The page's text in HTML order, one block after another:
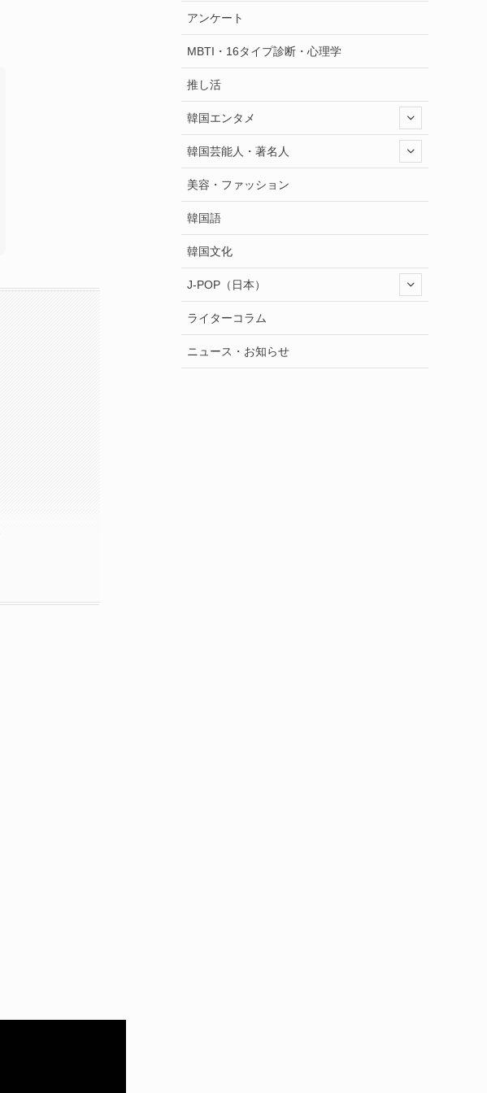
アンケート
MBTI・16タイプ診断・心理学
推し活
韓国エンタメ
韓国芸能人・著名人
美容・ファッション
韓国語
韓国文化
J-POP（日本）
ライターコラム
ニュース・お知らせ